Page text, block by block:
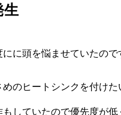
生
に頭を悩ませていたので
のヒートシンクを付けた
していたので優先度が低